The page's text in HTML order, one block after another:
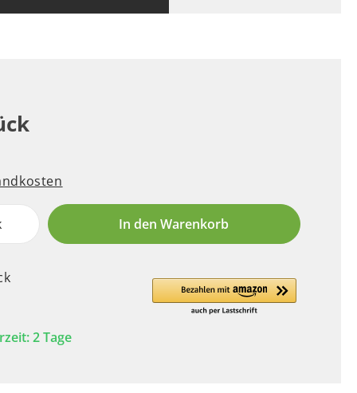
In den Warenkorb
2 Tage